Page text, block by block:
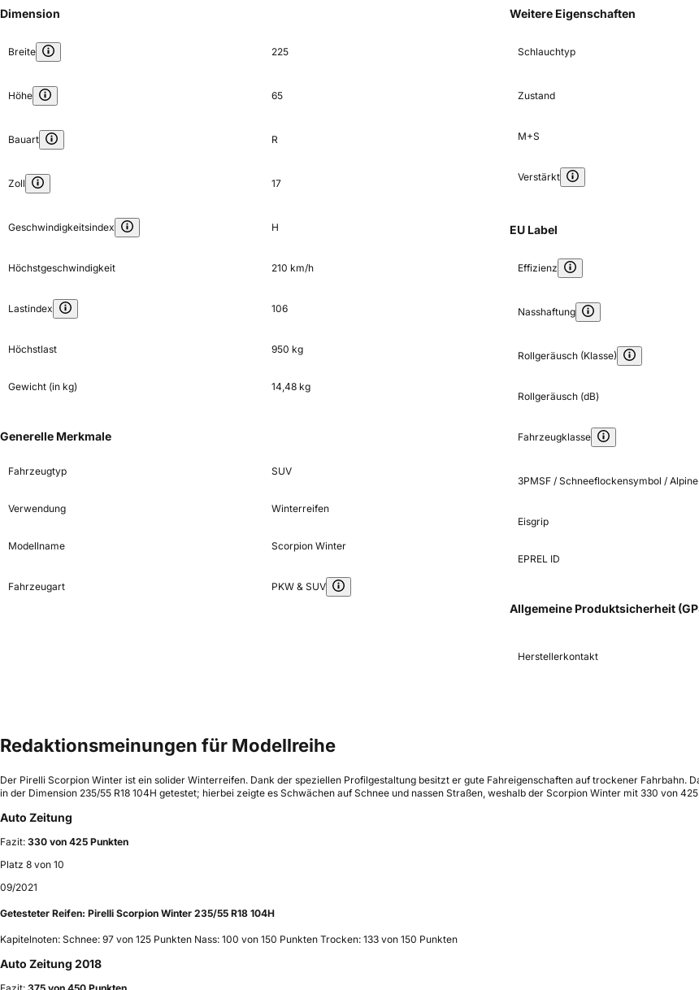
Dimension
Breite 225
Höhe 65
Bauart R
Zoll 17
Geschwindigkeitsindex H
Höchstgeschwindigkeit 210 km/h
Lastindex 106
Höchstlast 950 kg
Gewicht (in kg) 14,48 kg
Generelle Merkmale
Fahrzeugtyp SUV
Verwendung Winterreifen
Modellname Scorpion Winter
Fahrzeugart PKW & SUV
Weitere Eigenschaften
Schlauchtyp
Zustand
M+S
Verstärkt
EU Label
Effizienz
Nasshaftung
Rollgeräusch (Klasse)
Rollgeräusch (dB)
Fahrzeugklasse
3PMSF / Schneeflockensymbol /
Eisgrip
EPREL ID
Allgemeine Produktsicherheit
Herstellerkontakt
Redaktionsmeinungen für Modellreihe
Der Pirelli Scorpion Winter ist ein solider Winterreifen. Dank der speziellen Profilgestaltung besitzt er gute Fahreigenschaften auf trockener Fahrbahn.
in der Dimension 235/55 R18 104H getestet; hierbei zeigte es Schwächen auf Schnee und nassen Straßen, weshalb der Scorpion Winter mit 330 von
Auto Zeitung
Fazit: 330 von 425 Punkten
Platz 8 von 10
09/2021
Getesteter Reifen: Pirelli Scorpion Winter 235/55 R18 104H
Kapitelnoten: Schnee: 97 von 125 Punkten Nass: 100 von 150 Punkten Trocken: 133 von 150 Punkten
Auto Zeitung 2018